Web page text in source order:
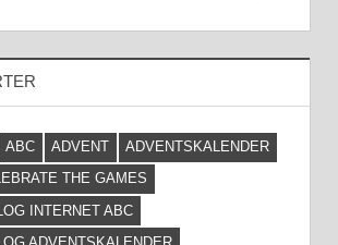
ABC ADVENT
ADVENTSKALENDER
THE GAMES
INTERNET ABC